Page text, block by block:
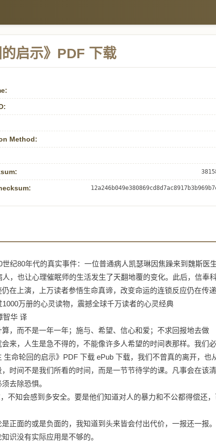
的启示》PDF 下载
Method:
纪80年代的真实事件：一位普通病人凯瑟琳因焦躁来到魏斯医
，也让心理催眠师的生活发生了天翻地覆的变化。此后，信奉
在上演，上万读者参悟生命真谛，改变命运的连锁反应仍在传
万册的心灵读物，震撼全球千万读者的心灵经典
智华 译
，而不是一年一年；施与、希望、信心和爱；不求回报地去做
来，人生是急不得的，不能像许多人希望的时间表那样。我们
命轮回的启示》PDF 下载 ePub 下载，我们不曾真的离开，也
时间不是我们所看的时间，而是一节节待学的课。凡事会在该清
去除恐惧。
不知会感到多安全。要是他们知道对人的暴力和不公都得偿还
正面的或是负面的，我知道到头来皆会付出代价，一报还一报。
识没有实际应用是不够的。